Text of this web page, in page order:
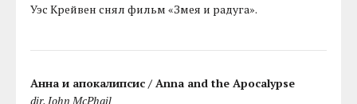
Уэс Крейвен снял фильм «Змея и радуга».
Анна и апокалипсис / Anna and the Apocalypse
dir. John McPhail